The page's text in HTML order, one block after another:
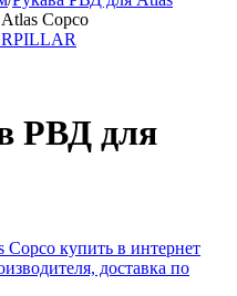
Copco
РВД для